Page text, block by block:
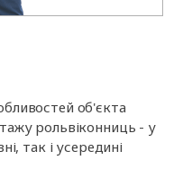
об'єкта
рольвіконниць - у
так і усередині